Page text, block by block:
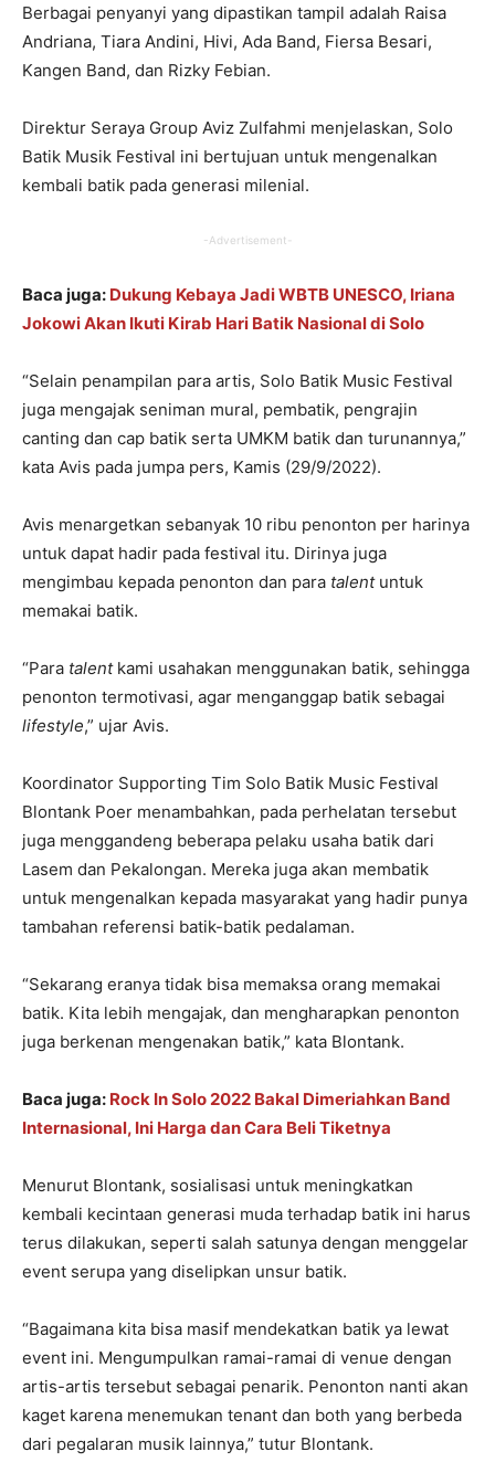
Berbagai penyanyi yang dipastikan tampil adalah Raisa
Andriana, Tiara Andini, Hivi, Ada Band, Fiersa Besari,
Kangen Band, dan Rizky Febian.
Direktur Seraya Group Aviz Zulfahmi menjelaskan, Solo
Batik Musik Festival ini bertujuan untuk mengenalkan
kembali batik pada generasi milenial.
-Advertisement-
Baca juga: Dukung Kebaya Jadi WBTB UNESCO, Iriana
Jokowi Akan Ikuti Kirab Hari Batik Nasional di Solo
“Selain penampilan para artis, Solo Batik Music Festival
juga mengajak seniman mural, pembatik, pengrajin
canting dan cap batik serta UMKM batik dan turunannya,”
kata Avis pada jumpa pers, Kamis (29/9/2022).
Avis menargetkan sebanyak 10 ribu penonton per harinya
untuk dapat hadir pada festival itu. Dirinya juga
mengimbau kepada penonton dan para talentuntuk
memakai batik.
“Para talentkami usahakan menggunakan batik, sehingga
penonton termotivasi, agar menganggap batik sebagai
lifestyle,” ujar Avis.
Koordinator Supporting Tim Solo Batik Music Festival
Blontank Poer menambahkan, pada perhelatan tersebut
juga menggandeng beberapa pelaku usaha batik dari
Lasem dan Pekalongan. Mereka juga akan membatik
untuk mengenalkan kepada masyarakat yang hadir punya
tambahan referensi batik-batik pedalaman.
“Sekarang eranya tidak bisa memaksa orang memakai
batik. Kita lebih mengajak, dan mengharapkan penonton
juga berkenan mengenakan batik,” kata Blontank.
Baca juga: Rock In Solo 2022 Bakal Dimeriahkan Band
Internasional, Ini Harga dan Cara Beli Tiketnya
Menurut Blontank, sosialisasi untuk meningkatkan
kembali kecintaan generasi muda terhadap batik ini harus
terus dilakukan, seperti salah satunya dengan menggelar
event serupa yang diselipkan unsur batik.
“Bagaimana kita bisa masif mendekatkan batik ya lewat
event ini. Mengumpulkan ramai-ramai di venue dengan
artis-artis tersebut sebagai penarik. Penonton nanti akan
kaget karena menemukan tenant dan both yang berbeda
dari pegalaran musik lainnya,” tutur Blontank.